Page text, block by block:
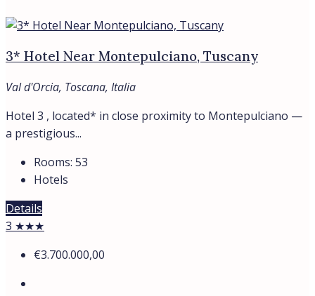
3* Hotel Near Montepulciano, Tuscany
Val d'Orcia, Toscana, Italia
Hotel 3 , located* in close proximity to Montepulciano —
a prestigious...
Rooms: 53
Hotels
Details
3 ★★★
€3.700.000,00